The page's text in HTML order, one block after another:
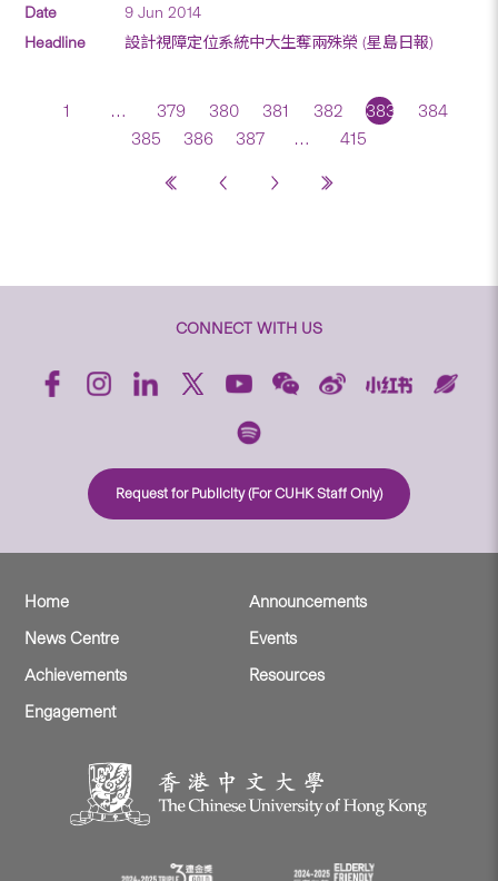
9 Jun 2014
設計視障定位系統中大生奪兩殊榮 (星島日報)
1 … 379 380 381 382 383
384
385
386 387 … 415
CONNECT WITH US
Request for Publicity (For CUHK Staff Only)
Home
Announcements
News Centre
Events
Achievements
Resources
Engagement